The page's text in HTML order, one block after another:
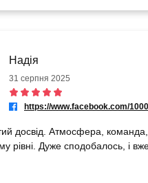
Надія
31 серпня 2025
досвід. Атмосфера,
рівні. Дуже сподобалось, і